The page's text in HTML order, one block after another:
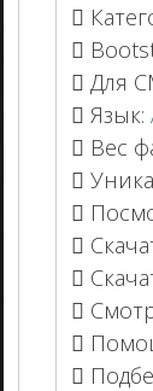
Для
Язык:
Вес